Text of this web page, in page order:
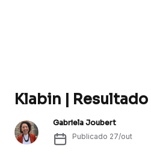
Klabin | Resultado
Gabriela Joubert
Publicado 27/out